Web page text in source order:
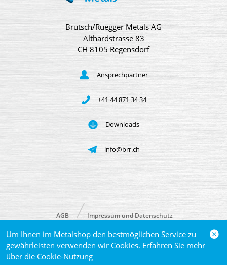
Um Ihnen im Metalshop den bestmöglichen Service zu
gewährleisten verwenden wir Cookies. Erfahren Sie mehr
über die Cookie-Nutzung
Brütsch/Rüegger Metals AG
Althardstrasse 83
CH 8105 Regensdorf
Ansprechpartner
+41 44 871 34 34
Downloads
info@brr.ch
© 2026 Brütsch/Rüegger Metals AG
AGB Impressum und Datenschutz
powered by polynorm